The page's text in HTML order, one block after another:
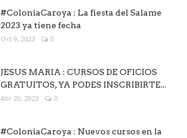
#ColoniaCaroya : La fiesta del Salame
2023 ya tiene fecha
Oct 9, 2023 0
JESUS MARIA : CURSOS DE OFICIOS
GRATUITOS, YA PODES INSCRIBIRTE...
Abr 20, 2022 0
#ColoniaCaroya : Nuevos cursos en la